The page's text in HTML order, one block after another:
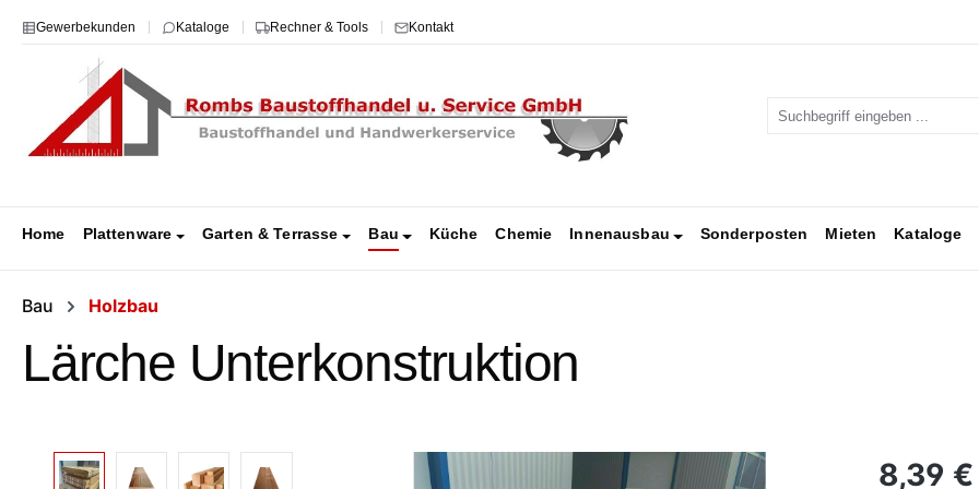
Hauptinhalt springen
Zur Suche springen
Zur Hauptnavigation springen
Gewerbekunden Kataloge Rechner & Tools Kontakt
Home Plattenware Garten & Terrasse Bau Küche Chemie Innenausbau Sonderposten Mieten Kataloge
Bau Holzbau
Lärche Unterkonstruktion
Regulärer
8,39 €